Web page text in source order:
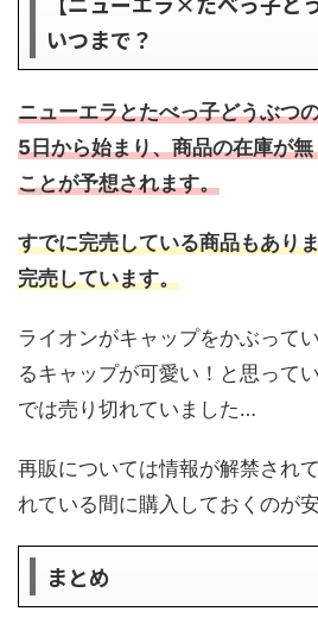
いつまで？
ニューエラとたべっ子どうぶつ
5日から始まり、商品の在庫が
ことが予想されます。
すでに完売している商品もあり
完売しています。
ライオンがキャップをかぶって
るキャップが可愛い！と思って
では売り切れていました…
再販については情報が解禁され
れている間に購入しておくのが安
まとめ